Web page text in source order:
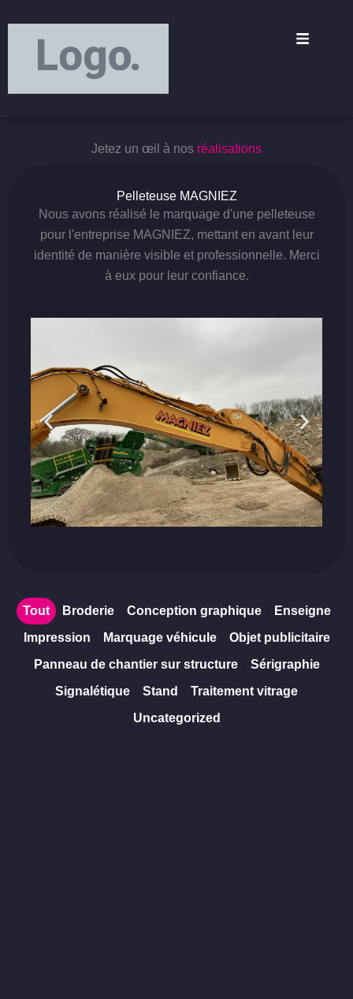
Jetez un œil à nos réalisations
Pelleteuse MAGNIEZ
Nous avons réalisé le marquage d'une pelleteuse
pour l'entreprise MAGNIEZ, mettant en avant leur
identité de manière visible et professionnelle. Merci
à eux pour leur confiance.
Broderie Conception graphique
Enseigne
Impression
Marquage véhicule
Objet publicitaire
Panneau de chantier sur structure
Sérigraphie
Signalétique
Stand
Traitement vitrage
Uncategorized
Tout